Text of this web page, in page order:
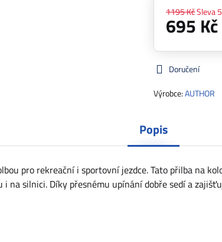
1195 KčSleva
695 Kč
Doručení
Výrobce:AUTHOR
Popis
pro rekreační i sportovní jezdce. Tato přilba na
na silnici. Díky přesnému upínání dobře sedí a